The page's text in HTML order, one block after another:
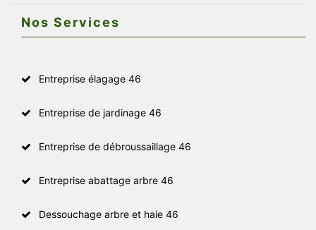
Nos Services
Entreprise élagage 46
Entreprise de jardinage 46
Entreprise de débroussaillage 46
Entreprise abattage arbre 46
Dessouchage arbre et haie 46